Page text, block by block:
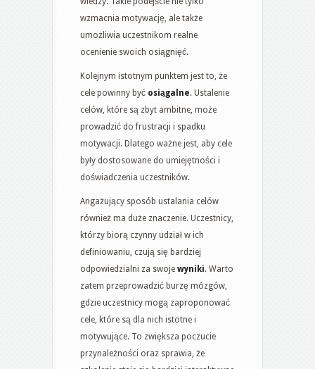
wzmacnia motywację, ale także
umożliwia uczestnikom realne
ocenienie swoich osiągnięć.
Kolejnym istotnym punktem jest to, że
cele powinny być osiągalne. Ustalenie
celów, które są zbyt ambitne, może
prowadzić do frustracji i spadku
motywacji. Dlatego ważne jest, aby cele
były dostosowane do umiejętności i
doświadczenia uczestników.
Angażujący sposób ustalania celów
również ma duże znaczenie. Uczestnicy,
którzy biorą czynny udział w ich
definiowaniu, czują się bardziej
odpowiedzialni za swoje wyniki. Warto
zatem przeprowadzić burzę mózgów,
gdzie uczestnicy mogą zaproponować
cele, które są dla nich istotne i
motywujące. To zwiększa poczucie
przynależności oraz sprawia, że